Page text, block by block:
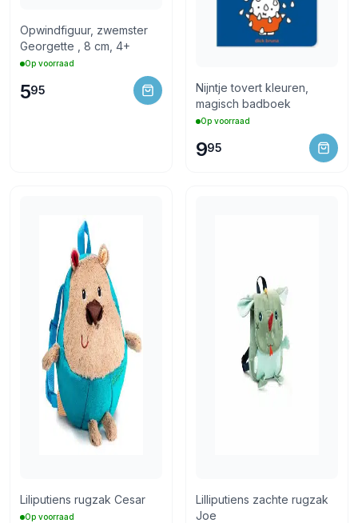
Opwindfiguur, zwemster
Georgette , 8 cm, 4+
Op voorraad
595
Nijntje tovert kleuren,
magisch badboek
Op voorraad
995
Liliputiens rugzak Cesar
Op voorraad
Lilliputiens zachte rugzak
Joe